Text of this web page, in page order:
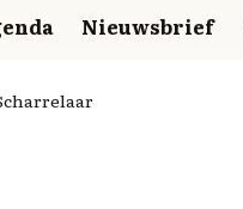
Nieuwsbrief